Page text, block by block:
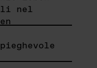
nel